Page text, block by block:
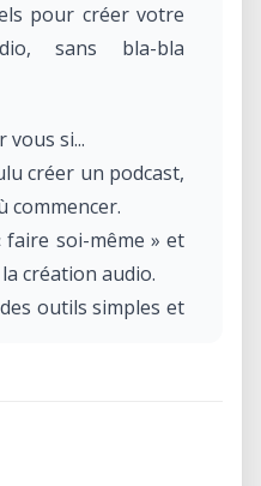
pour créer votre
sans bla-bla
si...
créer un podcast,
commencer.
faire soi-même » et
création audio.
outils simples et
durant cette